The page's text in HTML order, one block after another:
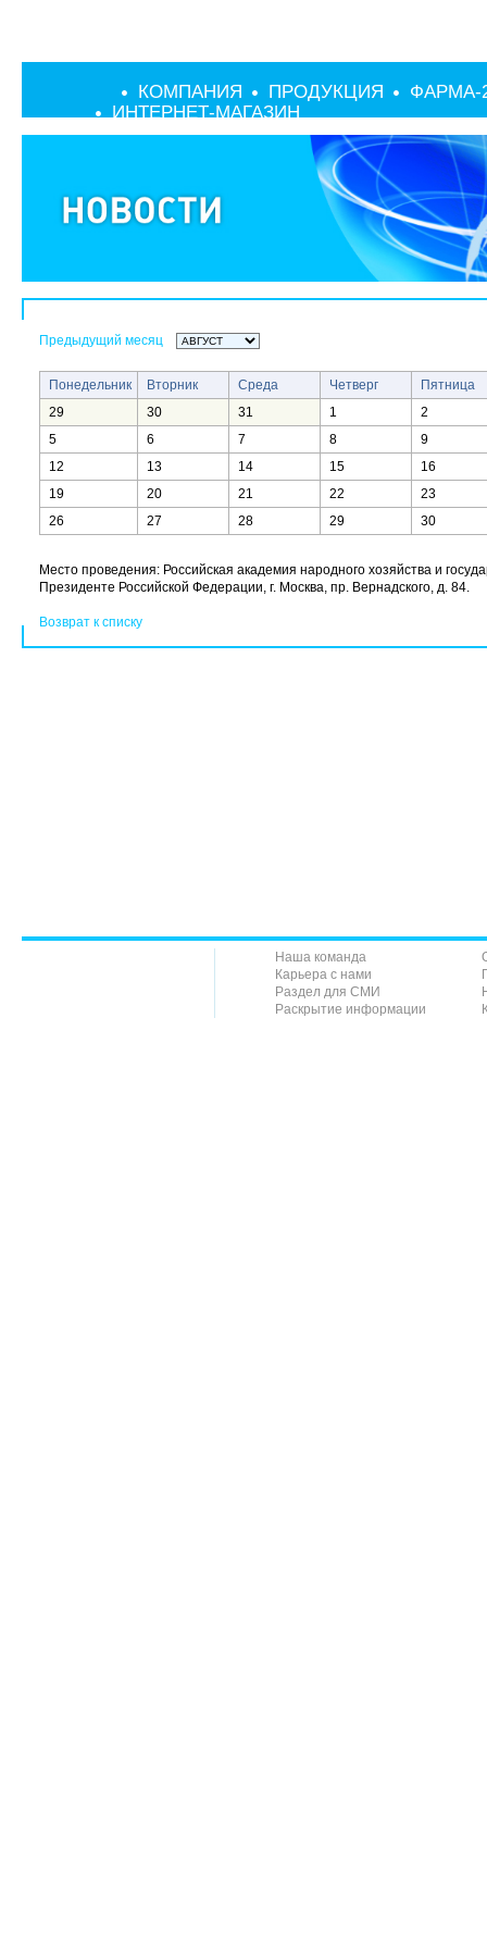
КОМПАНИЯ ПРОДУКЦИЯ
ФАРМА-
ИНТЕРНЕТ-МАГАЗИН
Предыдущий месяц
Понедельник Вторник Среда Четверг
Пятница
29
30 31 1
2
5
6 7 8
9
12
13 14 15
16
19
20 21 22
23
26
27 28 29 30
Место проведения: Российская академия народного хозяйства и
Президенте Российской Федерации, г. Москва, пр. Вернадского, д. 84.
Возврат к списку
Наша команда
Карьера с нами
Раздел для СМИ
Раскрытие информации